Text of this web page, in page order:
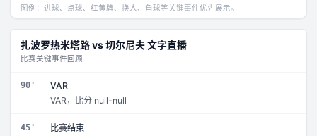
图例：进球、点球、红黄牌、换人、角球等关键事件优先展示。
扎波罗热米塔路vs切尔尼夫文字直播
比赛关键事件回顾
90'
VAR
VAR，比分 null-null
45'
比赛结束